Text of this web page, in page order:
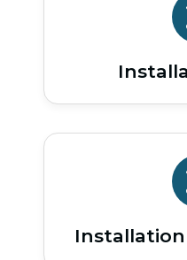
Installation